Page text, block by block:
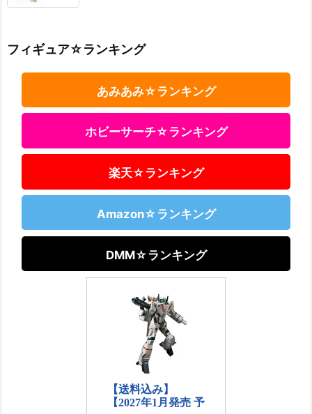
フィギュア☆ランキング
あみあみ☆ランキング
ホビーサーチ☆ランキング
楽天☆ランキング
Amazon☆ランキング
DMM☆ランキング